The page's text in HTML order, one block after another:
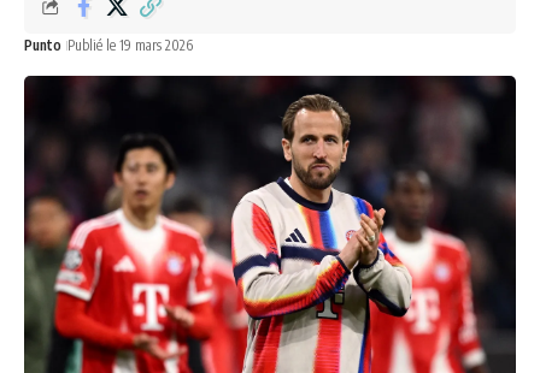
Punto Publié le 19 mars 2026